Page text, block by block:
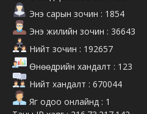
Энэ сарын зочин : 1854
Энэ жилийн зочин : 36643
Нийт зочин : 192657
Өнөөдрийн хандалт : 123
Нийт хандалт : 670044
Яг одоо онлайнд : 1